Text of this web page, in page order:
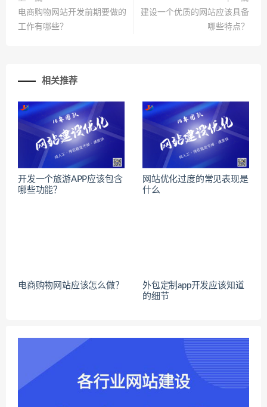
电商购物网站开发前期要做的
工作有哪些？
建设一个优质的网站应该具备
哪些特点？
相关推荐
开发一个旅游APP应该包含
哪些功能？
网站优化过度的常见表现是
什么
电商购物网站应该怎么做？
外包定制app开发应该知道
的细节